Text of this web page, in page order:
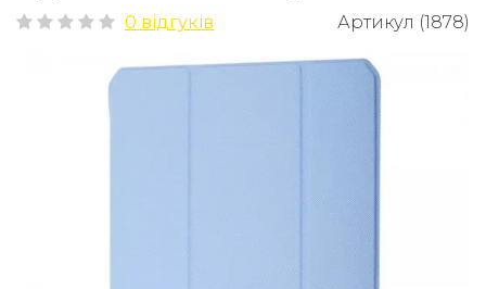
0 відгуків Артикул (1878)